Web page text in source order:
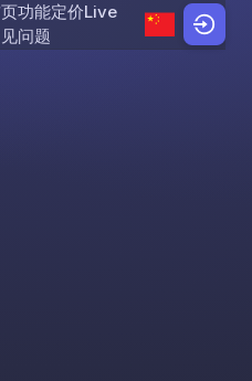
Skip to content
功能定价Live
问题